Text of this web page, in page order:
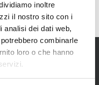
inoltre
il nostro sito con i
analisi dei dati web,
combinarle
loro o che hanno